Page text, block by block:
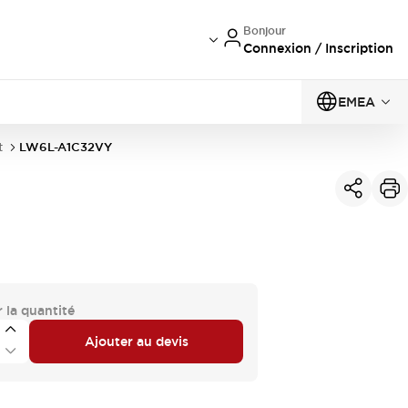
Bonjour
Connexion / Inscription
EMEA
LW6L-A1C32VY
la quantité
Ajouter au devis